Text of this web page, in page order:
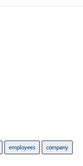
employees company